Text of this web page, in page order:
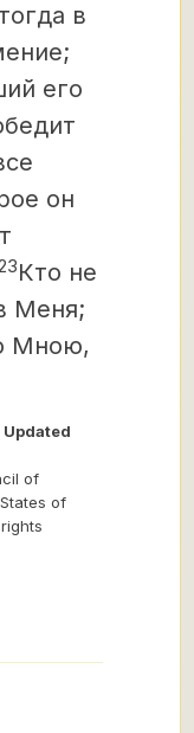
в
его
он
Кто не
Меня;
Мною,
of
of